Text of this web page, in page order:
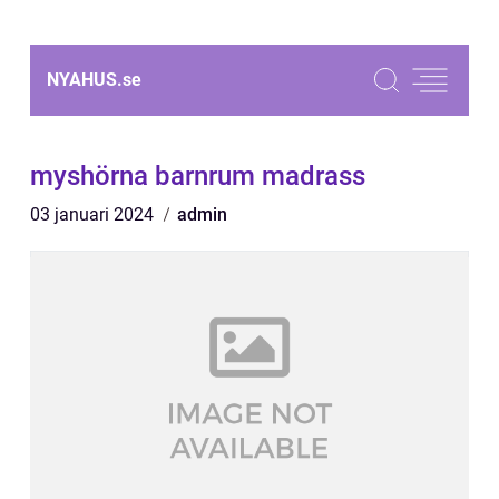
NYAHUS.se
myshörna barnrum madrass
03 januari 2024 admin